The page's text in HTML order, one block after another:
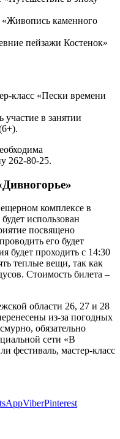
«Живопись каменного
пейзажи Костенок»
класс «Пески времени
участие в занятии
262-80-25.
комплексе в
использован
посвящено
его будет
будет проходить с 14:30
теплые вещи, так как
Стоимость билета –
области 26, 27 и 28
из-за погодных
обязательно
сети «В
фестиваль, мастер-класс
ViberPinterest